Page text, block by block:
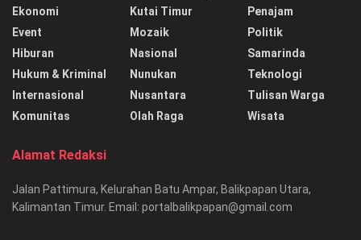
Ekonomi
Event
Hiburan
Hukum & Kriminal
Internasional
Komunitas
Kutai Timur
Mozaik
Nasional
Nunukan
Nusantara
Olah Raga
Penajam
Politik
Samarinda
Teknologi
Tulisan Warga
Wisata
Alamat Redaksi
Jalan Pattimura, Kelurahan Batu Ampar, Balikpapan Utara,
Kalimantan Timur. Email: portalbalikpapan@gmail.com